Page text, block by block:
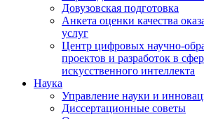
Довузовская подготовка
Анкета оценки качества
услуг
Центр цифровых научно-
проектов и разработок в
искусственного интеллекта
Наука
Управление науки и
Диссертационные советы